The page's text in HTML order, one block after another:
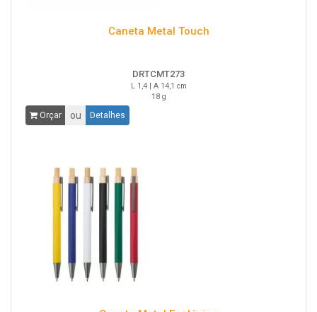
Caneta Metal Touch
DRTCMT273
L 1,4 | A 14,1 cm
18 g
Orçar ou Detalhes